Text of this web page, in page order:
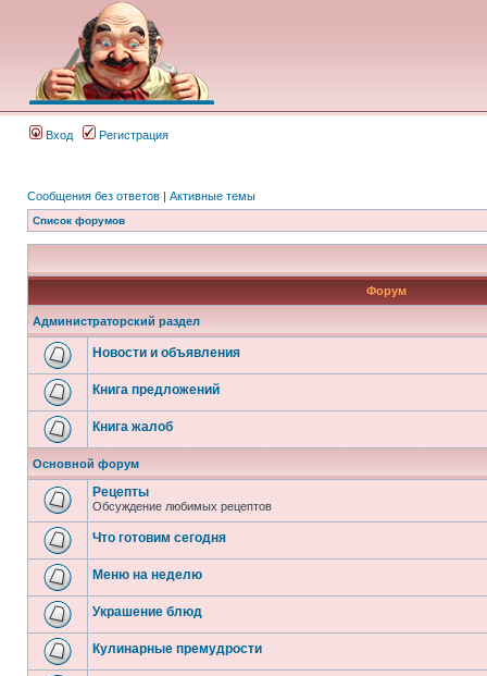
Вход Регистрация
Сообщения без ответов | Активные темы
Список форумов
Форум
Администраторский раздел
Новости и объявления
Книга предложений
Книга жалоб
Основной форум
Рецепты
Обсуждение любимых рецептов
Что готовим сегодня
Меню на неделю
Украшение блюд
Кулинарные премудрости